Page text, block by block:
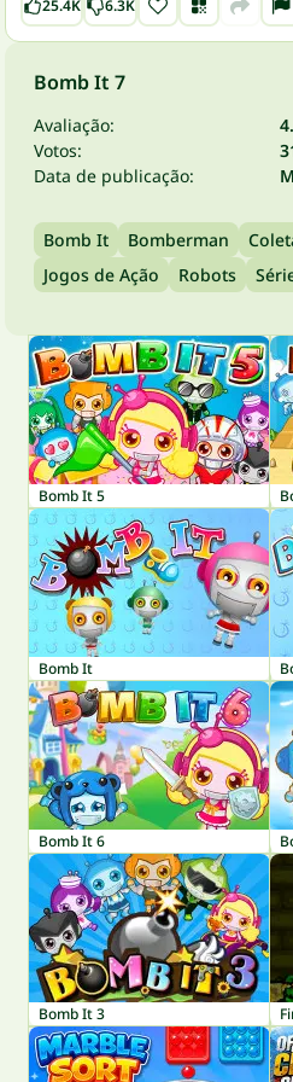
25.4K 6.3K
Bomb It 7
Avaliação:
Votos:
Data de publicação:
Bomb It Bomberman
Jogos de Ação
Robots
Bomb It 5
Bomb It
Bomb It 6
Bomb It 3